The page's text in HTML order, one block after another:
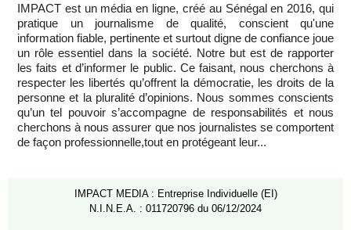
IMPACT est un média en ligne, créé au Sénégal en 2016, qui
pratique un journalisme de qualité, conscient qu'une
information fiable, pertinente et surtout digne de confiance joue
un rôle essentiel dans la société. Notre but est de rapporter
les faits et d’informer le public. Ce faisant, nous cherchons à
respecter les libertés qu’offrent la démocratie, les droits de la
personne et la pluralité d’opinions. Nous sommes conscients
qu’un tel pouvoir s’accompagne de responsabilités et nous
cherchons à nous assurer que nos journalistes se comportent
de façon professionnelle,tout en protégeant leur...
IMPACT MEDIA : Entreprise Individuelle (EI)
N.I.N.E.A. : 011720796 du 06/12/2024